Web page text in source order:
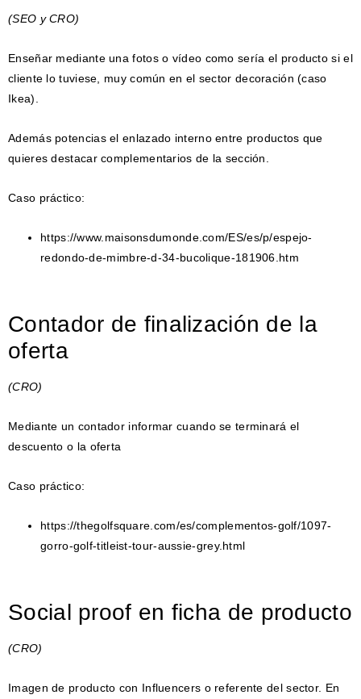
(SEO y CRO)
Enseñar mediante una fotos o vídeo como sería el producto si el
cliente lo tuviese, muy común en el sector decoración (caso
Ikea).
Además potencias el enlazado interno entre productos que
quieres destacar complementarios de la sección.
Caso práctico:
https://www.maisonsdumonde.com/ES/es/p/espejo-
redondo-de-mimbre-d-34-bucolique-181906.htm
Contador de finalización de la
oferta
(CRO)
Mediante un contador informar cuando se terminará el
descuento o la oferta
Caso práctico:
https://thegolfsquare.com/es/complementos-golf/1097-
gorro-golf-titleist-tour-aussie-grey.html
Social proof en ficha de producto
(CRO)
Imagen de producto con Influencers o referente del sector. En